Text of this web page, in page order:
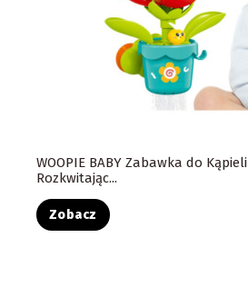
WOOPIE BABY Zabawka do Kąpieli
Rozkwitając...
Zobacz